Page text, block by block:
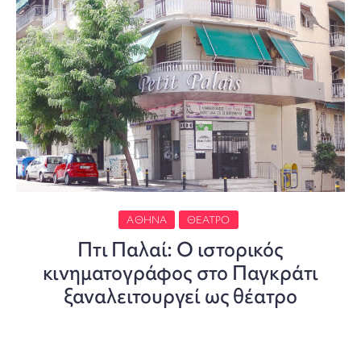
ΑΘΉΝΑ ΘΈΑΤΡΟ
Πτι Παλαί: Ο ιστορικός
κινηματογράφος στο Παγκράτι
ξαναλειτουργεί ως θέατρο